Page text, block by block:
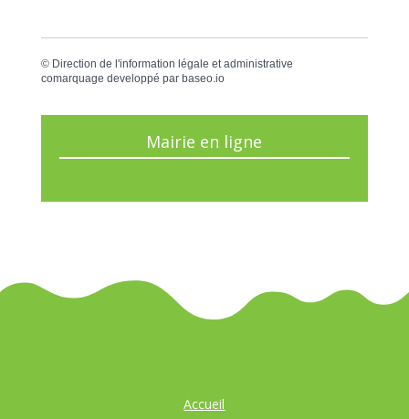
© Direction de l'information légale et administrative
comarquage developpé par baseo.io
Mairie en ligne
Accueil